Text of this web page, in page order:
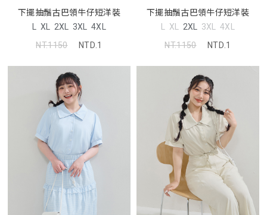
下擺抽鬚古巴領牛仔短洋裝
L XL 2XL 3XL 4XL
NT.1150
NTD.1
下擺抽鬚古巴領牛仔短洋裝
L XL 2XL 3XL 4XL
NT.1150
NTD.1